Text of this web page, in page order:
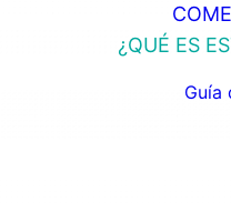
¿QUÉ ES
Guía